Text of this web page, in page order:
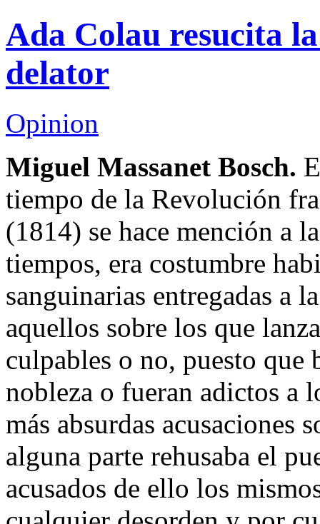
Ada Colau resucita
delator
Opinion
Miguel Massanet Bosch.
tiempo de la Revolución
(1814) se hace mención a
tiempos, era costumbre
sanguinarias entregadas a
aquellos sobre los que
culpables o no, puesto que
nobleza o fueran adictos a
más absurdas acusaciones
alguna parte rehusaba el
acusados de ello los